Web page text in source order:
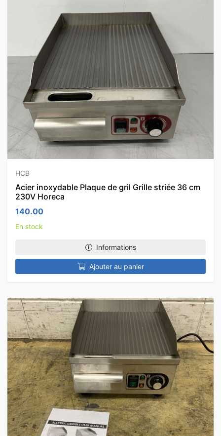
HCB
Acier inoxydable Plaque de gril Grille striée 36 cm
230V Horeca
140.00
En stock
Informations
Ajouter au panier